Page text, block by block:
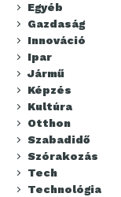
Egyéb
Gazdaság
Innováció
Ipar
Jármű
Képzés
Kultúra
Otthon
Szabadidő
Szórakozás
Tech
Technológia